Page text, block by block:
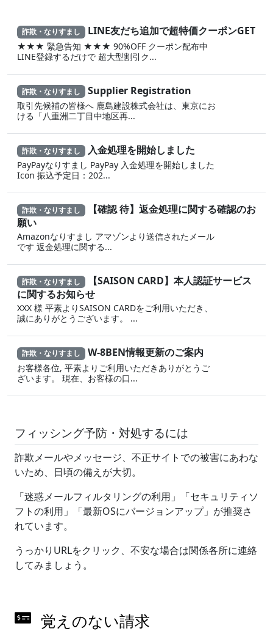
詐欺・なりすまし LINE友だち追加で超特価クーポンGET
★★★ 緊急告知 ★★★ 90%OFF クーポン配布中
LINE登録するだけで 超大型割引ク...
詐欺・なりすまし Supplier Registration
取引先候補の皆様へ 鹿島建設株式会社は、東京にお
ける「八重洲二丁目中地区再...
詐欺・なりすまし 入金処理を開始しました
PayPayなりすまし PayPay 入金処理を開始しました
Icon 振込予定日：202...
詐欺・なりすまし 【確認 待】返金処理に‍関する確認のお
願い
Amazonなりすまし ア‍マゾ‍ンより送信されたメール
です 返金‌処 理に 関する...
詐欺・なりすまし 【SAISON CARD】本人認証サービス
に関するお知らせ
XXX 様 平素よりSAISON CARDをご利用いただき、
誠にありがとうございます。 ...
詐欺・なりすまし W-8BEN情報更新のご案内
お客様各位, 平素よりご利用いただきありがとうご
ざいます。 現在、お客様の口...
フィッシング予防・対処するには
詐欺メールやメッセージ、不正サイトでの被害にあわな
いため、日頃の備えが大切。
「迷惑メールフィルタリングの利用」「セキュリティソ
フトの利用」「最新OSにバージョンアップ」が推奨さ
れています。
うっかりURLをクリック、不安な場合は関係各所に連絡
してみましょう。
覚えのない請求